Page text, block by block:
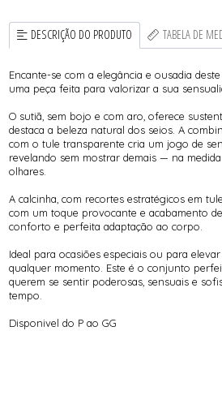
DESCRIÇÃO DO PRODUTO TABELA DE
Encante-se com a elegância e ousadia
uma peça feita para valorizar a sua
O sutiã, sem bojo e com aro, oferece
destaca a beleza natural dos seios. A
com o tule transparente cria um jogo de
revelando sem mostrar demais — na
olhares.
A calcinha, com recortes estratégicos em
com um toque provocante e acabamento
conforto e perfeita adaptação ao corpo.
Ideal para ocasiões especiais ou para
qualquer momento. Este é o conjunto
querem se sentir poderosas, sensuais e
tempo.
Disponivel do P ao GG